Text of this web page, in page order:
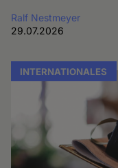
Ralf Nestmeyer
29.07.2026
INTERNATIONALES